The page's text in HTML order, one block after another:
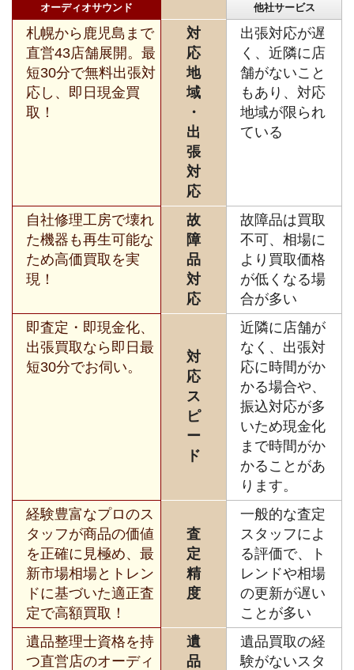
オーディオサウンド 他社サービス
札幌から鹿児島まで
直営43店舗展開。最
短30分で無料出張対
応し、即日現金買
取！
対
応
地
域
・
出
張
対
応
出張対応が遅
く、近隣に店
舗がないこと
もあり、対応
地域が限られ
ている
自社修理工房で壊れ
た機器も再生可能な
ため高価買取を実
現！
故
障
品
対
応
故障品は買取
不可、相場に
より買取価格
が低くなる場
合が多い
即査定・即現金化、
出張買取なら即日最
短30分でお伺い。
対
応
ス
ピ
ー
ド
近隣に店舗が
なく、出張対
応に時間がか
かる場合や、
振込対応が多
いため現金化
まで時間がか
かることがあ
ります。
経験豊富なプロのス
タッフが商品の価値
を正確に見極め、最
新市場相場とトレン
ドに基づいた適正査
定で高額買取！
査
定
精
度
一般的な査定
スタッフによ
る評価で、ト
レンドや相場
の更新が遅い
ことが多い
遺品整理士資格を持
つ直営店のオーディ
遺
品
遺品買取の経
験がないスタ